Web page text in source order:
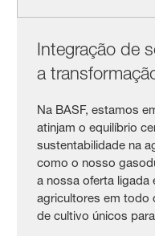
Integração de
a
Na BASF, estamos
atinjam o equilíbrio
sustentabilidade na
como o nosso
a nossa oferta
agricultores em todo
de cultivo únicos